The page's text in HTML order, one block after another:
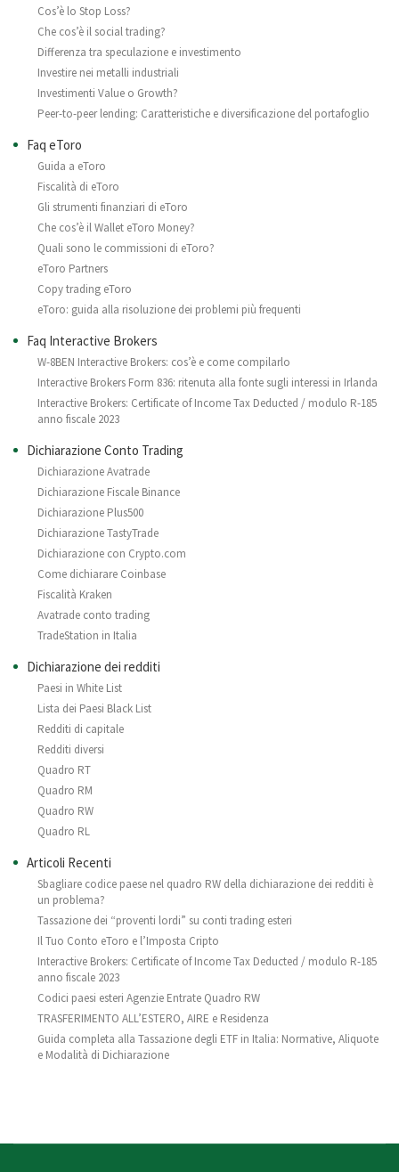
Cos’è lo Stop Loss?
Che cos’è il social trading?
Differenza tra speculazione e investimento
Investire nei metalli industriali
Investimenti Value o Growth?
Peer-to-peer lending: Caratteristiche e diversificazione del portafoglio
Faq eToro
Guida a eToro
Fiscalità di eToro
Gli strumenti finanziari di eToro
Che cos’è il Wallet eToro Money?
Quali sono le commissioni di eToro?
eToro Partners
Copy trading eToro
eToro: guida alla risoluzione dei problemi più frequenti
Faq Interactive Brokers
W-8BEN Interactive Brokers: cos’è e come compilarlo
Interactive Brokers Form 836: ritenuta alla fonte sugli interessi in Irlanda
Interactive Brokers: Certificate of Income Tax Deducted / modulo R-185
anno fiscale 2023
Dichiarazione Conto Trading
Dichiarazione Avatrade
Dichiarazione Fiscale Binance
Dichiarazione Plus500
Dichiarazione TastyTrade
Dichiarazione con Crypto.com
Come dichiarare Coinbase
Fiscalità Kraken
Avatrade conto trading
TradeStation in Italia
Dichiarazione dei redditi
Paesi in White List
Lista dei Paesi Black List
Redditi di capitale
Redditi diversi
Quadro RT
Quadro RM
Quadro RW
Quadro RL
Articoli Recenti
Sbagliare codice paese nel quadro RW della dichiarazione dei redditi è
un problema?
Tassazione dei “proventi lordi” su conti trading esteri
Il Tuo Conto eToro e l’Imposta Cripto
Interactive Brokers: Certificate of Income Tax Deducted / modulo R-185
anno fiscale 2023
Codici paesi esteri Agenzie Entrate Quadro RW
TRASFERIMENTO ALL’ESTERO, AIRE e Residenza
Guida completa alla Tassazione degli ETF in Italia: Normative, Aliquote
e Modalità di Dichiarazione